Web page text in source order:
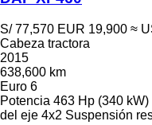
S/ 77,570 EUR 19,900 ≈
Cabeza tractora
2015
638,600 km
Euro 6
Potencia 463 Hp (340 kW)
del eje 4x2 Suspensión